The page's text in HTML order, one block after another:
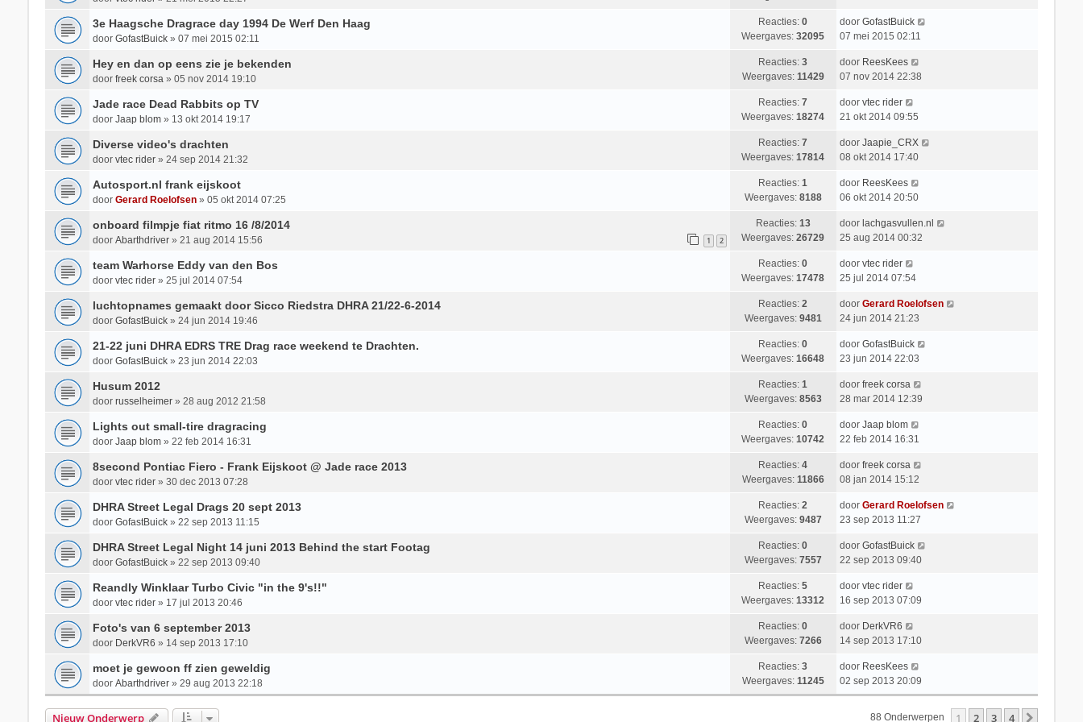
3e Haagsche Dragrace day 1994 De Werf Den Haag
door GofastBuick» 07 mei 2015 02:11
Reacties:0
Weergaves:32095
door GofastBuick
07 mei 2015 02:11
Hey en dan op eens zie je bekenden
door freek corsa» 05 nov 2014 19:10
Reacties:3
Weergaves: 11429
door ReesKees
07 nov 2014 22:38
Jade race Dead Rabbits op TV
door Jaap blom» 13 okt 2014 19:17
Reacties:7
Weergaves:18274
door vtec rider
21 okt 2014 09:55
Diverse video's drachten
door vtec rider» 24 sep 2014 21:32
Reacties:7
Weergaves:17814
door Jaapie_CRX
08 okt 2014 17:40
Autosport.nl frank eijskoot
door Gerard Roelofsen» 05 okt 2014 07:25
Reacties:1
Weergaves: 8188
door ReesKees
06 okt 2014 20:50
onboard filmpje fiat ritmo 16 /8/2014
door Abarthdriver» 21 aug 2014 15:56 1 2
Reacties: 13
Weergaves:26729
door lachgasvullen.nl
25 aug 2014 00:32
team Warhorse Eddy van den Bos
door vtec rider» 25 jul 2014 07:54
Reacties:0
Weergaves:17478
door vtec rider
25 jul 2014 07:54
luchtopnames gemaakt door Sicco Riedstra DHRA 21/22-6-2014
door GofastBuick» 24 jun 2014 19:46
Reacties:2
Weergaves: 9481
door Gerard Roelofsen
24 jun 2014 21:23
21-22 juni DHRA EDRS TRE Drag race weekend te Drachten.
door GofastBuick» 23 jun 2014 22:03
Reacties:0
Weergaves:16648
door GofastBuick
23 jun 2014 22:03
Husum 2012
door russelheimer» 28 aug 2012 21:58
Reacties:1
Weergaves: 8563
door freek corsa
28 mar 2014 12:39
Lights out small-tire dragracing
door Jaap blom» 22 feb 2014 16:31
Reacties:0
Weergaves:10742
door Jaap blom
22 feb 2014 16:31
8second Pontiac Fiero - Frank Eijskoot @ Jade race 2013
door vtec rider» 30 dec 2013 07:28
Reacties:4
Weergaves: 11866
door freek corsa
08 jan 2014 15:12
DHRA Street Legal Drags 20 sept 2013
door GofastBuick» 22 sep 2013 11:15
Reacties:2
Weergaves: 9487
door Gerard Roelofsen
23 sep 2013 11:27
DHRA Street Legal Night 14 juni 2013 Behind the start Footag
door GofastBuick» 22 sep 2013 09:40
Reacties:0
Weergaves: 7557
door GofastBuick
22 sep 2013 09:40
Reandly Winklaar Turbo Civic "in the 9's!!"
door vtec rider» 17 jul 2013 20:46
Reacties:5
Weergaves:13312
door vtec rider
16 sep 2013 07:09
Foto's van 6 september 2013
door DerkVR6 » 14 sep 2013 17:10
Reacties:0
Weergaves: 7266
door DerkVR6
14 sep 2013 17:10
moet je gewoon ff zien geweldig
door Abarthdriver» 29 aug 2013 22:18
Reacties:3
Weergaves: 11245
door ReesKees
02 sep 2013 20:09
Nieuw Onderwerp 88 Onderwerpen 1 2 3 4